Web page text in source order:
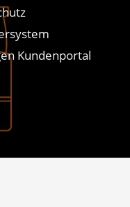
Kundenportal